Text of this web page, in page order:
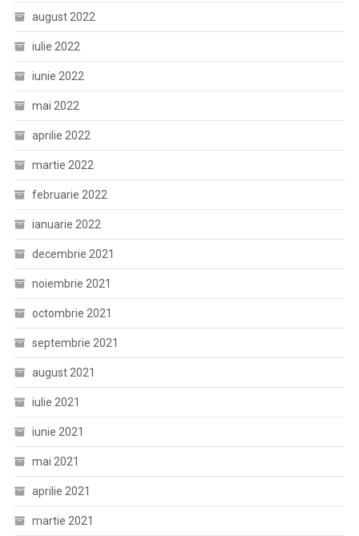
august 2022
iulie 2022
iunie 2022
mai 2022
aprilie 2022
martie 2022
februarie 2022
ianuarie 2022
decembrie 2021
noiembrie 2021
octombrie 2021
septembrie 2021
august 2021
iulie 2021
iunie 2021
mai 2021
aprilie 2021
martie 2021